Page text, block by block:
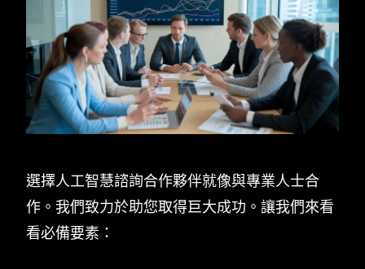
選擇人工智慧諮詢合作夥伴就像與專業人士合
作。我們致力於助您取得巨大成功。讓我們來看
看必備要素：